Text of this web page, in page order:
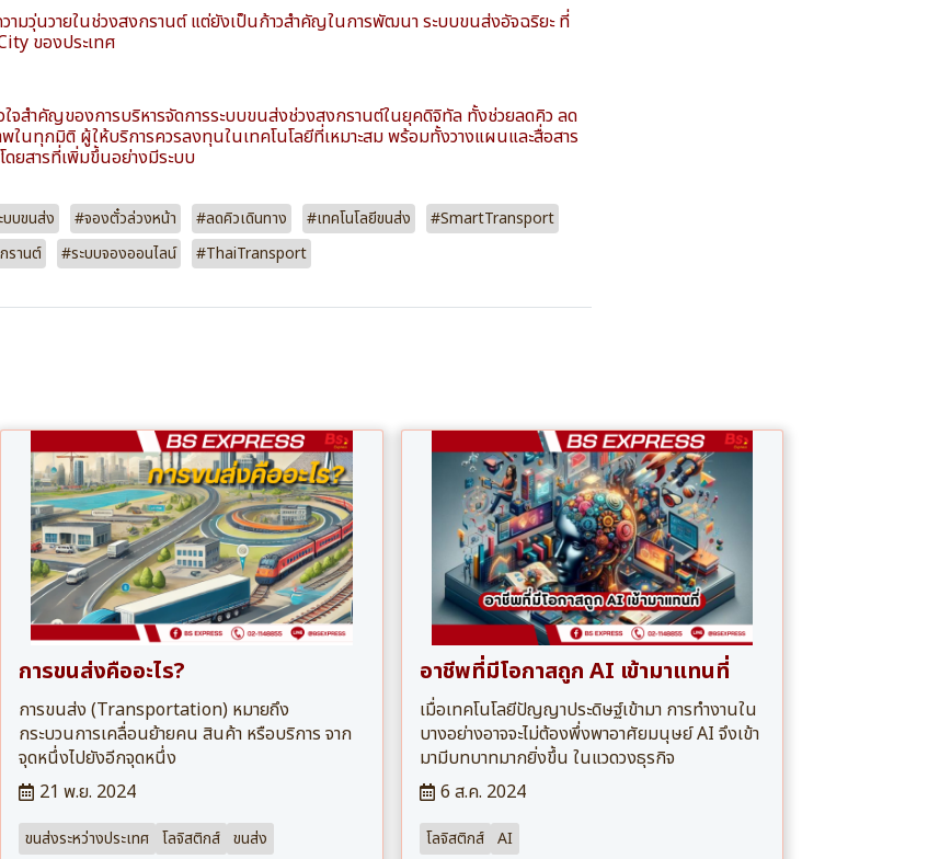
ามวุ่นวายในช่วงสงกรานต์ แต่ยังเป็นก้าวสำคัญในการพัฒนา ระบบขนส่งอัจฉริยะ ที่
ของประเทศ
ใจสำคัญของการบริหารจัดการระบบขนส่งช่วงสงกรานต์ในยุคดิจิทัล ทั้งช่วยลดคิว ลด
พในทุกมิติ ผู้ให้บริการควรลงทุนในเทคโนโลยีที่เหมาะสม พร้อมทั้งวางแผนและสื่อสาร
ยสารที่เพิ่มขึ้นอย่างมีระบบ
บบขนส่ง #จองตั๋วล่วงหน้า #ลดคิวเดินทาง #เทคโนโลยีขนส่ง
#SmartTransport
รานต์ #ระบบจองออนไลน์ #ThaiTransport
การขนส่งคืออะไร?
การขนส่ง (Transportation) หมายถึง
กระบวนการเคลื่อนย้ายคน สินค้า หรือบริการ จาก
จุดหนึ่งไปยังอีกจุดหนึ่ง
21 พ.ย. 2024
ขนส่งระหว่างประเทศ โลจิสติกส์ ขนส่ง
อาชีพที่มีโอกาสถูก AI เข้ามาแทนที่
เมื่อเทคโนโลยีปัญญาประดิษฐ์เข้ามา การทำงานใน
บางอย่างอาจจะไม่ต้องพึ่งพาอาศัยมนุษย์ AI จึงเข้า
มามีบทบาทมากยิ่งขึ้น ในแวดวงธุรกิจ
6 ส.ค. 2024
โลจิสติกส์ AI